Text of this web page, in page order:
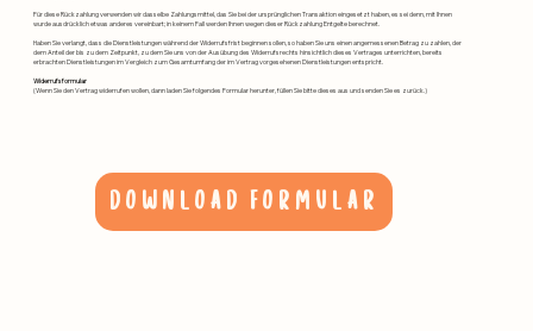
Für diese Rückzahlung verwenden wir dasselbe Zahlungsmittel, das Sie bei der ursprünglichen Transaktion eingesetzt haben, es sei denn, mit Ihnen
wurde ausdrücklich etwas anderes vereinbart; in keinem Fall werden Ihnen wegen dieser Rückzahlung Entgelte berechnet.
Haben Sie verlangt, dass die Dienstleistungen während der Widerrufsfrist beginnen sollen, so haben Sie uns einen angemessenen Betrag zu zahlen, der
dem Anteil der bis zu dem Zeitpunkt, zu dem Sie uns von der Ausübung des Widerrufsrechts hinsichtlich dieses Vertrages unterrichten, bereits
erbrachten Dienstleistungen im Vergleich zum Gesamtumfang der im Vertrag vorgesehenen Dienstleistungen entspricht.
Widerrufsformular
(Wenn Sie den Vertrag widerrufen wollen, dann laden Sie folgendes Formular herunter, füllen Sie bitte dieses aus und senden Sie es zurück.)
DOWNLOAD FORMULAR